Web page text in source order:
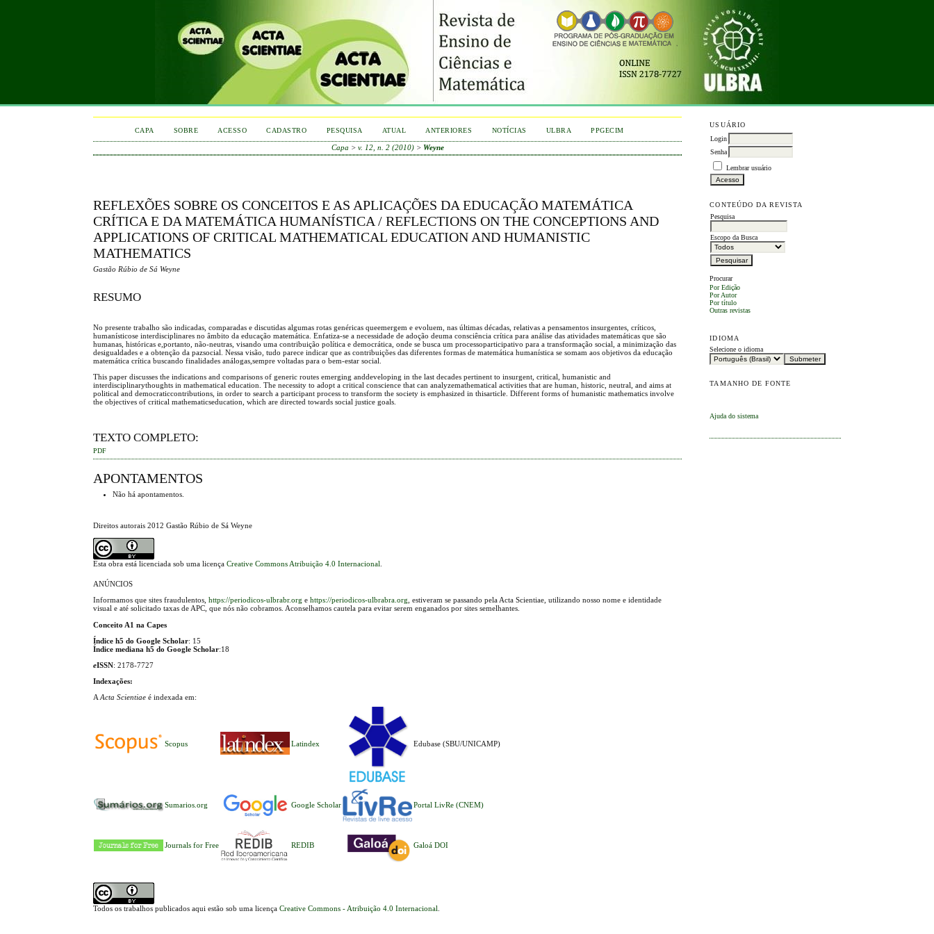
USUÁRIO
Login
Senha
Lembrar usuário
CONTEÚDO DA REVISTA
Pesquisa
Escopo da Busca
Procurar
Por Edição
Por Autor
Por título
Outras revistas
IDIOMA
Selecione o idioma
TAMANHO DE FONTE
Ajuda do sistema
CAPA SOBRE ACESSO CADASTRO PESQUISA ATUAL ANTERIORES NOTÍCIAS ULBRA PPGECIM
Capa > v. 12, n. 2 (2010)> Weyne
REFLEXÕES SOBRE OS CONCEITOS E AS APLICAÇÕES DA EDUCAÇÃO MATEMÁTICA
CRÍTICA E DA MATEMÁTICA HUMANÍSTICA / REFLECTIONS ON THE CONCEPTIONS AND
APPLICATIONS OF CRITICAL MATHEMATICAL EDUCATION AND HUMANISTIC
MATHEMATICS
Gastão Rúbio de Sá Weyne
RESUMO
No presente trabalho são indicadas, comparadas e discutidas algumas rotas genéricas queemergem e evoluem, nas últimas décadas, relativas a pensamentos insurgentes, críticos,
humanísticose interdisciplinares no âmbito da educação matemática. Enfatiza-se a necessidade de adoção deuma consciência crítica para análise das atividades matemáticas que são
humanas, históricas e,portanto, não-neutras, visando uma contribuição política e democrática, onde se busca um processoparticipativo para a transformação social, a minimização das
desigualdades e a obtenção da pazsocial. Nessa visão, tudo parece indicar que as contribuições das diferentes formas de matemática humanística se somam aos objetivos da educação
matemática crítica buscando finalidades análogas,sempre voltadas para o bem-estar social.
This paper discusses the indications and comparisons of generic routes emerging anddeveloping in the last decades pertinent to insurgent, critical, humanistic and
interdisciplinarythoughts in mathematical education. The necessity to adopt a critical conscience that can analyzemathematical activities that are human, historic, neutral, and aims at
political and democraticcontributions, in order to search a participant process to transform the society is emphasized in thisarticle. Different forms of humanistic mathematics involve
the objectives of critical mathematicseducation, which are directed towards social justice goals.
TEXTO COMPLETO:
PDF
APONTAMENTOS
Não há apontamentos.
Direitos autorais 2012 Gastão Rúbio de Sá Weyne
Esta obra está licenciada sob uma licençaCreative Commons Atribuição 4.0 Internacional
ANÚNCIOS
Informamos que sites fraudulentos,https://periodicos-ulbrabr.org ehttps://periodicos-ulbrabra.org , estiveram se passando pela Acta Scientiae, utilizando nosso nome e identidade
visual e até solicitado taxas de APC, que nós não cobramos. Aconselhamos cautela para evitar serem enganados por sites semelhantes.
Conceito A1 na Capes
Índice h5 do Google Scholar: 15
Índice mediana h5 do Google Scholar:18
eISSN: 2178-7727
Indexações:
AActa Scientiaeé indexada em:
Scopus Latindex Edubase (SBU/UNICAMP)
Sumarios.org Google Scholar Portal LivRe (CNEM)
Journals for Free REDIB Galoá DOI
Todos os trabalhos publicados aqui estão sob uma licençaCreative Commons - Atribuição 4.0 Internacional.